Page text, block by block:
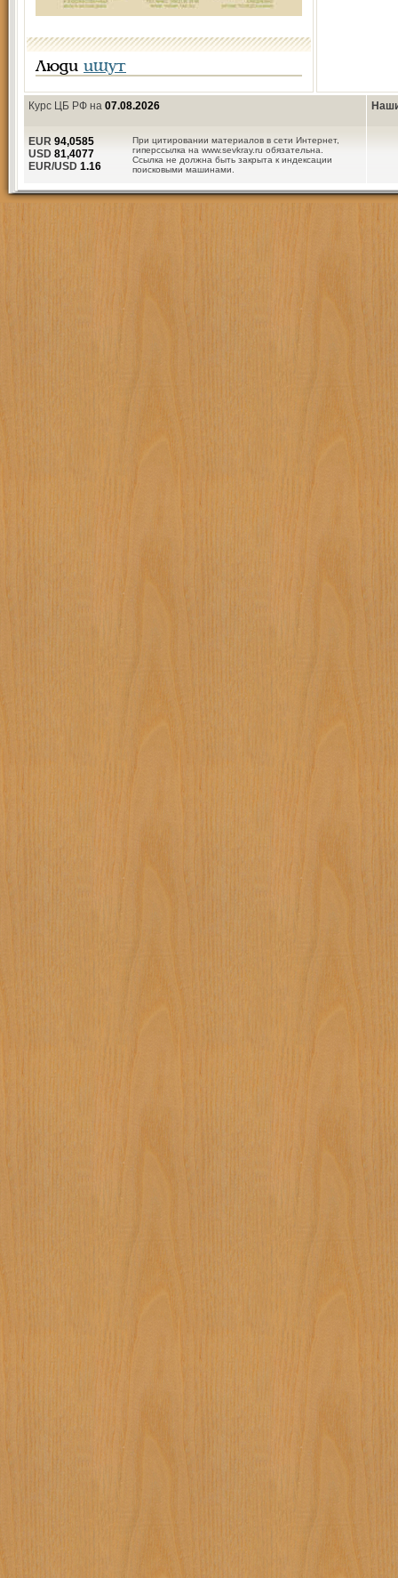
Люди ищут
Курс ЦБ РФ на 07.08.2026
При цитировании материалов в сети Интернет,
гиперссылка на www.sevkray.ru обязательна.
Ссылка не должна быть закрыта к индексации
поисковыми машинами.
EUR 94,0585
USD 81,4077
EUR/USD 1.16